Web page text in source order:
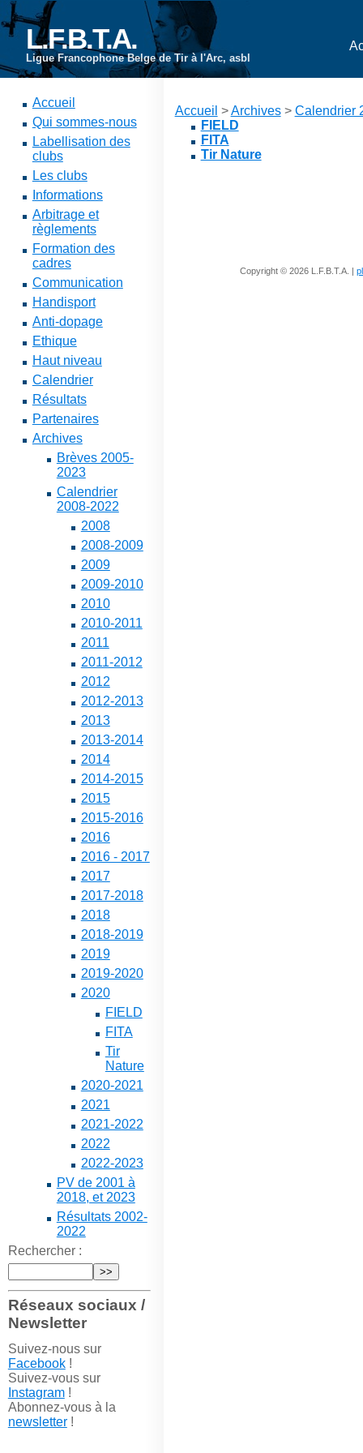
L.F.B.T.A.
Ligue Francophone Belge de Tir à l'Arc, asbl
Accueil
Qui sommes-nous
Labellisation des
clubs
Les clubs
Informations
Arbitrage et
règlements
Formation des
cadres
Communication
Handisport
Anti-dopage
Ethique
Haut niveau
Calendrier
Résultats
Partenaires
Archives
Brèves 2005-
2023
Calendrier
2008-2022
2008
2008-2009
2009
2009-2010
2010
2010-2011
2011
2011-2012
2012
2012-2013
2013
2013-2014
2014
2014-2015
2015
2015-2016
2016
2016 - 2017
2017
2017-2018
2018
2018-2019
2019
2019-2020
2020
FIELD
FITA
Tir
Nature
2020-2021
2021
2021-2022
2022
2022-2023
PV de 2001 à
2018, et 2023
Résultats 2002-
2022
Rechercher :
Réseaux sociaux /
Newsletter
Suivez-nous sur
Facebook!
Suivez-vous sur
Instagram!
Abonnez-vous à la
newsletter!
Accueil >Archives> Calendrier
FIELD
FITA
Tir Nature
Copyright © 2026 L.F.B.T.A. |